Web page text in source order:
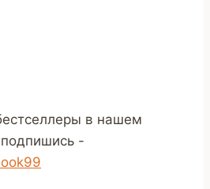
в нашем
-